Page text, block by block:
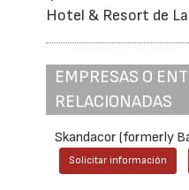
Hotel & Resort de
EMPRESAS O
RELACIONADAS
Skandacor (formerly
Solicitar información